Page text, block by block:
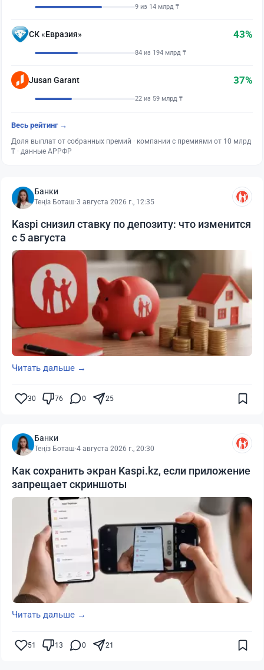
9 из 14 млрд ₸
СК «Евразия» 43%
84 из 194 млрд ₸
Jusan Garant 37%
22 из 59 млрд ₸
Весь рейтинг →
Доля выплат от собранных премий · компании с премиями от 10 млрд
₸ · данные АРРФР
Банки
Теңіз Боташ·3 августа 2026 г., 12:35
Kaspi снизил ставку по депозиту: что изменится
с 5 августа
Читать дальше →
30 76 0 25
Банки
Теңіз Боташ·4 августа 2026 г., 20:30
Как сохранить экран Kaspi.kz, если приложение
запрещает скриншоты
Читать дальше →
51 13 0 21